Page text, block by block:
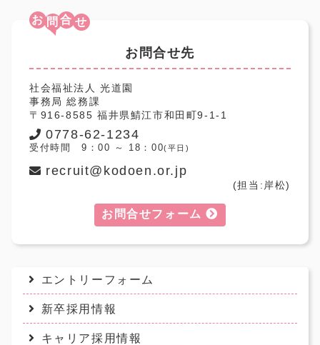
エントリーフォーム
新卒採用情報
キャリア採用情報
お 合
お問合せ先
社会福祉法人 光道園
事務局 総務課
〒916-8585 福井県鯖江市和田町9-1-1
0778-62-1234
受付時間 9：00 ～ 18：00(平日)
recruit@kodoen.or.jp
(担当:岸松)
お問合せフォーム